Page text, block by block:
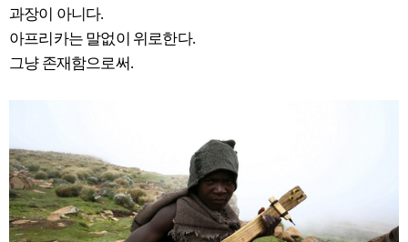
과장이 아니다.
아프리카는 말없이 위로한다.
그냥 존재함으로써.